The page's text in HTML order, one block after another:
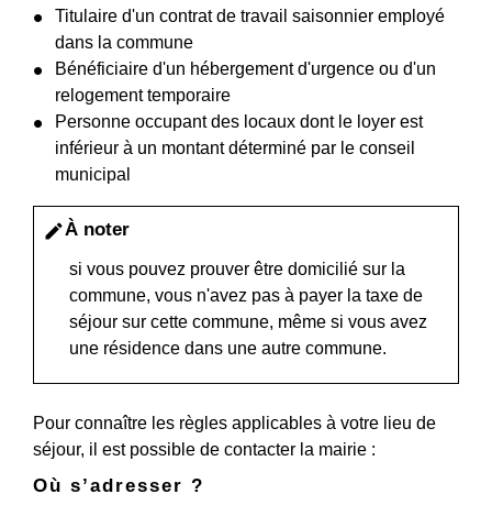
Titulaire d'un contrat de travail saisonnier employé
dans la commune
Bénéficiaire d'un hébergement d'urgence ou d'un
relogement temporaire
Personne occupant des locaux dont le loyer est
inférieur à un montant déterminé par le conseil
municipal
editÀ noter
si vous pouvez prouver être domicilié sur la
commune, vous n'avez pas à payer la taxe de
séjour sur cette commune, même si vous avez
une résidence dans une autre commune.
Pour connaître les règles applicables à votre lieu de
séjour, il est possible de contacter la mairie :
Où s’adresser ?